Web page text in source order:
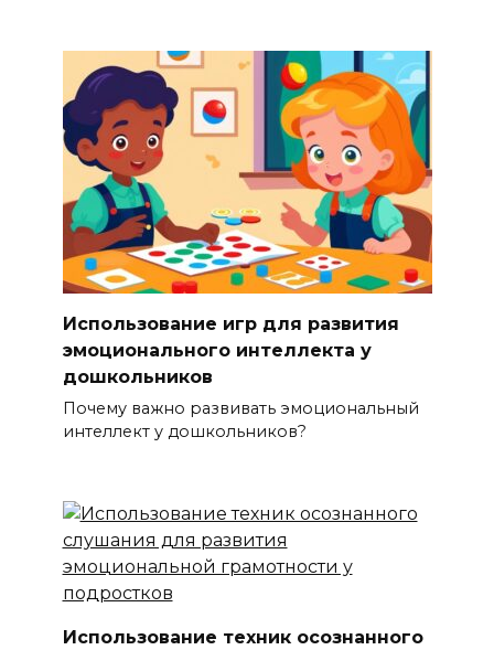
Использование игр для развития
эмоционального интеллекта у
дошкольников
Почему важно развивать эмоциональный
интеллект у дошкольников?
Использование техник осознанного